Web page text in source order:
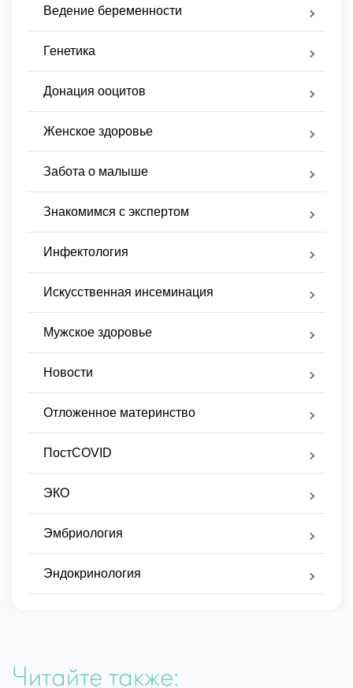
Ведение беременности
Генетика
Донация ооцитов
Женское здоровье
Забота о малыше
Знакомимся с экспертом
Инфектология
Искусственная инсеминация
Мужское здоровье
Новости
Отложенное материнство
ПостCOVID
ЭКО
Эмбриология
Эндокринология
Читайте также: